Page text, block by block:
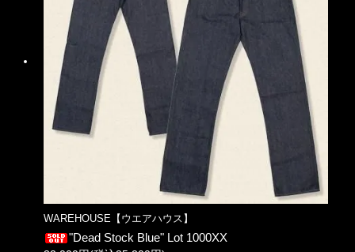
WAREHOUSE【ウエアハウス】
"Dead Stock Blue" Lot 1000XX